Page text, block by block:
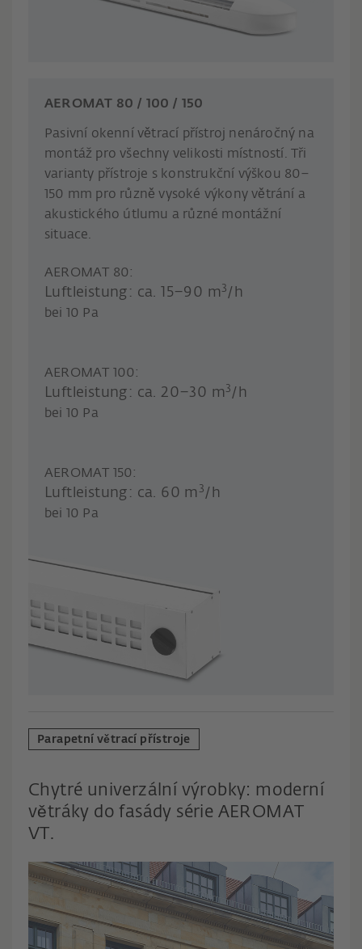
AEROMAT 80 / 100 / 150
Pasivní okenní větrací přístroj nenáročný na
montáž pro všechny velikosti místností. Tři
varianty přístroje s konstrukční výškou 80–
150 mm pro různě vysoké výkony větrání a
akustického útlumu a různé montážní
situace.
AEROMAT 80:
Luftleistung: ca. 15–90 m3 /h
bei 10 Pa
AEROMAT 100:
Luftleistung: ca. 20–30 m3 /h
bei 10 Pa
AEROMAT 150:
Luftleistung: ca. 60 m 3 /h
bei 10 Pa
Parapetní větrací přístroje
Chytré univerzální výrobky: moderní
větráky do fasády série AEROMAT
VT.